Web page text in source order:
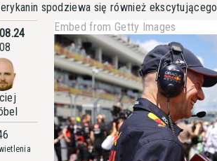
spodziewa się również
Embed from Getty Images